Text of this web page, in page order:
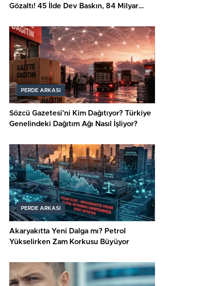
Gözaltı! 45 İlde Dev Baskın, 84 Milyar
PERDE ARKASI
Sözcü Gazetesi’ni Kim Dağıtıyor? Türkiye
Genelindeki Dağıtım Ağı Nasıl İşliyor?
PERDE ARKASI
Akaryakıtta Yeni Dalga mı? Petrol
Yükselirken Zam Korkusu Büyüyor